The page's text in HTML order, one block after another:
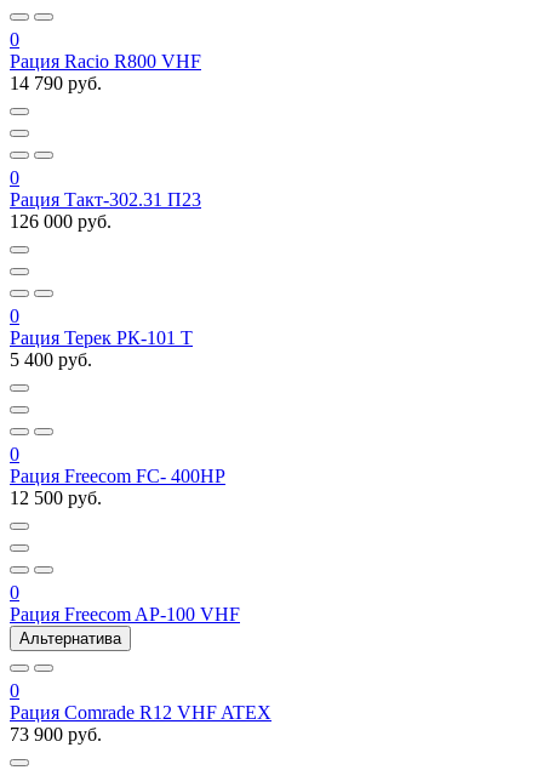
0
Рация Racio R800 VHF
14 790 руб.
0
Рация Такт-302.31 П23
126 000 руб.
0
Рация Терек РК-101 Т
5 400 руб.
0
Рация Freecom FC- 400HP
12 500 руб.
0
Рация Freecom AP-100 VHF
Альтернатива
0
Рация Comrade R12 VHF ATEX
73 900 руб.